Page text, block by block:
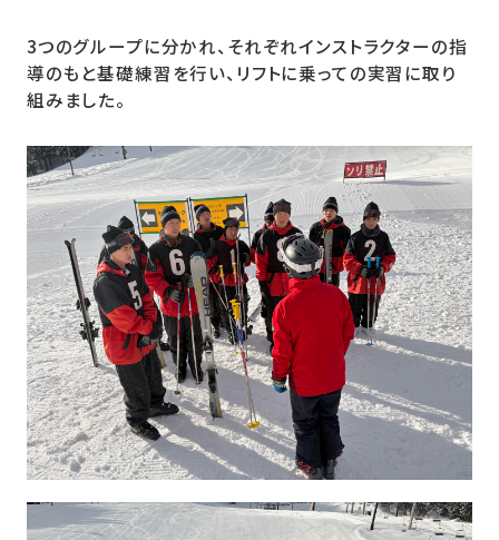
3つのグループに分かれ、それぞれインストラクターの指
導のもと基礎練習を行い、リフトに乗っての実習に取り
組みました。